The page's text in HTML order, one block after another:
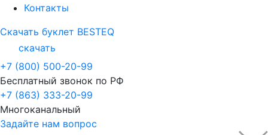
Контакты
Скачать буклет BESTEQ
скачать
+7 (800) 500-20-99
Бесплатный звонок по РФ
+7 (863) 333-20-99
Многоканальный
Задайте нам вопрос